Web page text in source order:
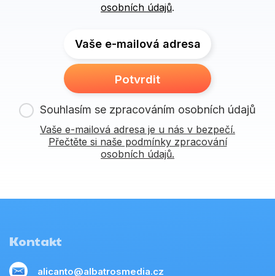
osobních údajů.
Vaše e-mailová adresa
Potvrdit
Souhlasím se zpracováním osobních údajů
Vaše e-mailová adresa je u nás v bezpečí.
Přečtěte si naše podmínky zpracování
osobních údajů.
Kontakt
alicanto@albatrosmedia.cz